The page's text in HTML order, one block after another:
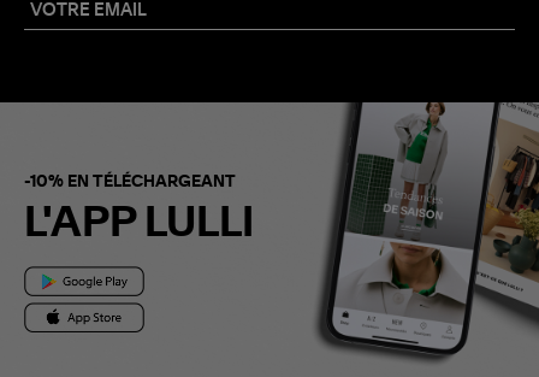
-10% EN TÉLÉCHARGEANT
L'APP LULLI